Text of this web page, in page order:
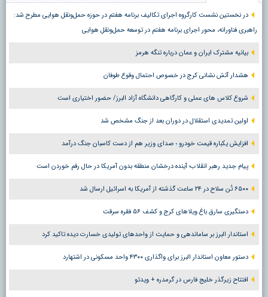
در نخستین نشست کارگروه اجرای تکالیف برنامه هفتم در حوزه حمل‌ونقل هوایی مطرح شد:
راهبری فناورانه، محور اجرای برنامه هفتم در توسعه حمل‌ونقل هوایی
بیانیه مشترک ایران و عمان درباره تنگه هرمز
هشدار آتش نشانی کرج در خصوص احتمال وقوع طوفان
شروع کلاس های عملی و کارگاهی دانشگاه آزاد البرز/ حضور اختیاری است
اولین تمدیدی استقلال در دوران بعد از جنگ مشخص شد
افزایش یکباره قیمت خودرو ؛ صدای وزیر هم از دست کاسبان جنگ درآمد
پیام جدید رهبر انقلاب؛ آینده درخشان منطقه بدون آمریکا در حال رقم خوردن است
۶۵۰۰ تُن سلاح در ۲۴ ساعت گذشته از آمریکا به اسرائیل ارسال شد
دستگیری سارق باغ ویلاهای کرج و کشف ۵۶ فقره سرقت
استاندار البرز بر ساماندهی و حمایت از واحدهای تولیدی خسارت دیده تاکید کرد
دستور معاون استاندار البرز برای واگذاری ۴۳۰۰ واحد مسکونی در اشتهارد
افتتاح زیرگذر خلیج فارس در گرمدره + ویدئو